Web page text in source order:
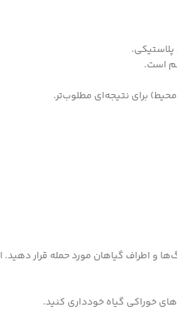
است.
برای نتیجه‌ای مطلوب‌تر.
و اطراف گیاهان مورد حمله قرار
خوراکی گیاه خودداری کنید.